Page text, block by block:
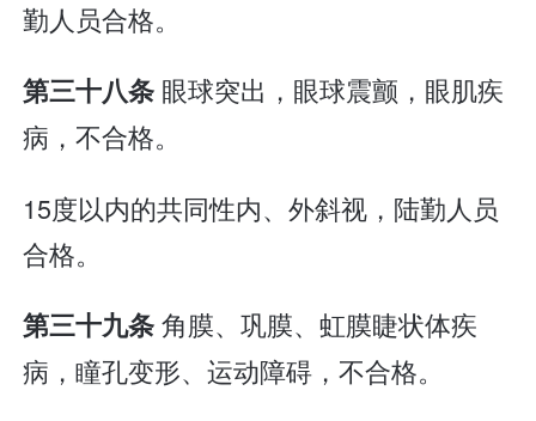
勤人员合格。
第三十八条 眼球突出，眼球震颤，眼肌疾
病，不合格。
15度以内的共同性内、外斜视，陆勤人员
合格。
第三十九条角膜、巩膜、虹膜睫状体疾
病，瞳孔变形、运动障碍，不合格。